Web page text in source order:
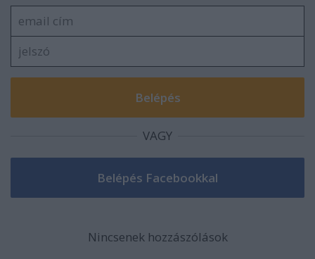
VAGY
Nincsenek hozzászólások